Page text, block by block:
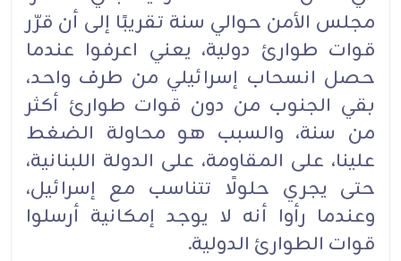
مجلس الأمن حوالي سنة ‏تقريبًا إلى أن قرّر
قوات طوارئ دولية، يعني اعرفوا عندما
حصل انسحاب إسرائيلي من طرف واحد،
بقي ‏الجنوب من دون قوات طوارئ أكثر
من سنة، والسبب هو محاولة الضغط
علينا، على المقاومة، على الدولة ‏اللبنانية،
حتى يجري حلولًا تتناسب مع إسرائيل،
وعندما رأوا أنه لا يوجد إمكانية أرسلوا
قوات الطوارئ ‏الدولية.‏